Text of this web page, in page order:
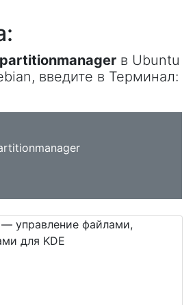
partitionmanager в Ubuntu
введите в Терминал: